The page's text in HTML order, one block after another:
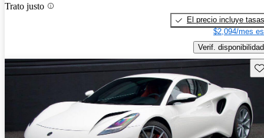
Trato justo
El precio incluye tasas
$2,094/mes
Verif. disponibilidad